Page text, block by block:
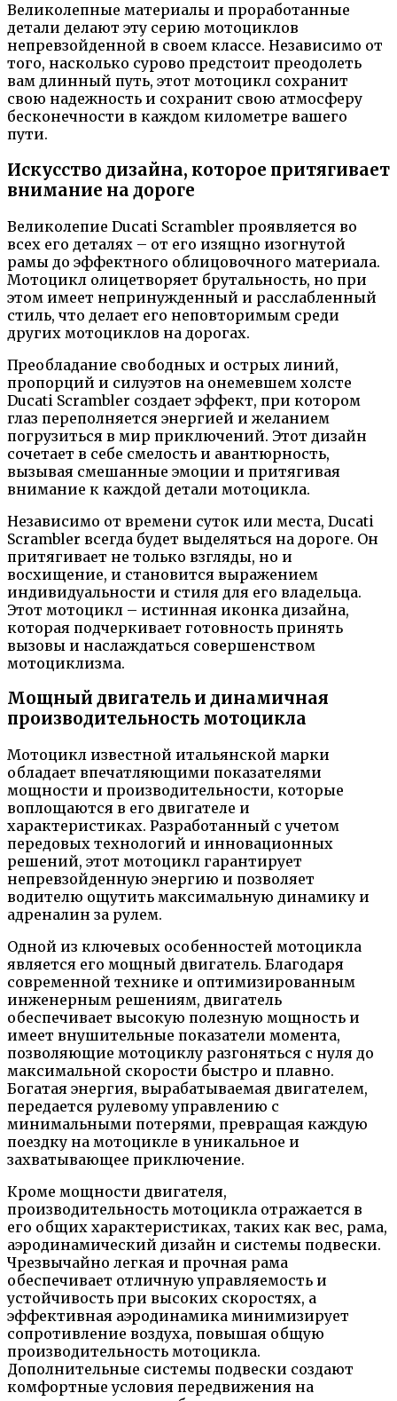
Великолепные материалы и проработанные
детали делают эту серию мотоциклов
непревзойденной в своем классе. Независимо от
того, насколько сурово предстоит преодолеть
вам длинный путь, этот мотоцикл сохранит
свою надежность и сохранит свою атмосферу
бесконечности в каждом километре вашего
пути.
Искусство дизайна, которое притягивает
внимание на дороге
Великолепие Ducati Scrambler проявляется во
всех его деталях – от его изящно изогнутой
рамы до эффектного облицовочного материала.
Мотоцикл олицетворяет брутальность, но при
этом имеет непринужденный и расслабленный
стиль, что делает его неповторимым среди
других мотоциклов на дорогах.
Преобладание свободных и острых линий,
пропорций и силуэтов на онемевшем холсте
Ducati Scrambler создает эффект, при котором
глаз переполняется энергией и желанием
погрузиться в мир приключений. Этот дизайн
сочетает в себе смелость и авантюрность,
вызывая смешанные эмоции и притягивая
внимание к каждой детали мотоцикла.
Независимо от времени суток или места, Ducati
Scrambler всегда будет выделяться на дороге. Он
притягивает не только взгляды, но и
восхищение, и становится выражением
индивидуальности и стиля для его владельца.
Этот мотоцикл – истинная иконка дизайна,
которая подчеркивает готовность принять
вызовы и наслаждаться совершенством
мотоциклизма.
Мощный двигатель и динамичная
производительность мотоцикла
Мотоцикл известной итальянской марки
обладает впечатляющими показателями
мощности и производительности, которые
воплощаются в его двигателе и
характеристиках. Разработанный с учетом
передовых технологий и инновационных
решений, этот мотоцикл гарантирует
непревзойденную энергию и позволяет
водителю ощутить максимальную динамику и
адреналин за рулем.
Одной из ключевых особенностей мотоцикла
является его мощный двигатель. Благодаря
современной технике и оптимизированным
инженерным решениям, двигатель
обеспечивает высокую полезную мощность и
имеет внушительные показатели момента,
позволяющие мотоциклу разгоняться с нуля до
максимальной скорости быстро и плавно.
Богатая энергия, вырабатываемая двигателем,
передается рулевому управлению с
минимальными потерями, превращая каждую
поездку на мотоцикле в уникальное и
захватывающее приключение.
Кроме мощности двигателя,
производительность мотоцикла отражается в
его общих характеристиках, таких как вес, рама,
аэродинамический дизайн и системы подвески.
Чрезвычайно легкая и прочная рама
обеспечивает отличную управляемость и
устойчивость при высоких скоростях, а
эффективная аэродинамика минимизирует
сопротивление воздуха, повышая общую
производительность мотоцикла.
Дополнительные системы подвески создают
комфортные условия передвижения на